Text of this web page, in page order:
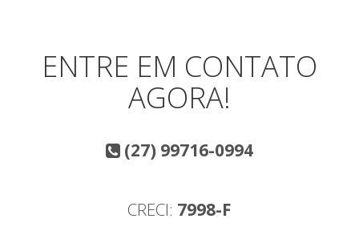
ENTRE EM CONTATO
AGORA!
(27) 99716-0994
CRECI: 7998-F